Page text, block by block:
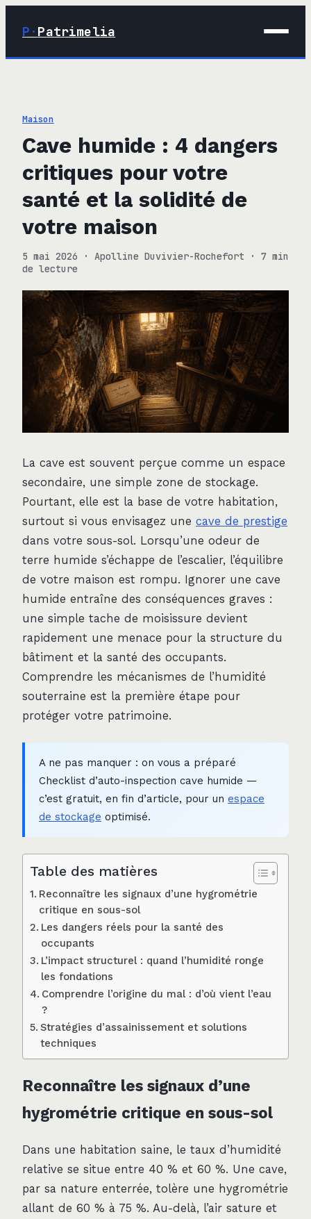
P· Patrimelia
03 · Immobilier
04 · Finance
Maison
Cave humide : 4 dangers
critiques pour votre
santé et la solidité de
votre maison
5 mai 2026 · Apolline Duvivier-Rochefort ·
7 min
de lecture
La cave est souvent perçue comme un espace
secondaire, une simple zone de stockage.
Pourtant, elle est la base de votre habitation,
surtout si vous envisagez une cave de prestige
dans votre sous-sol. Lorsqu’une odeur de
terre humide s’échappe de l’escalier, l’équilibre
de votre maison est rompu. Ignorer une cave
humide entraîne des conséquences graves :
une simple tache de moisissure devient
rapidement une menace pour la structure du
bâtiment et la santé des occupants.
Comprendre les mécanismes de l’humidité
souterraine est la première étape pour
protéger votre patrimoine.
A ne pas manquer : on vous a préparé
Checklist d’auto-inspection cave humide —
c’est gratuit, en fin d’article, pour un espace
de stockage optimisé.
Table des matières
Reconnaître les signaux d’une hygrométrie
critique en sous-sol
Les dangers réels pour la santé des
occupants
L’impact structurel : quand l’humidité ronge
les fondations
Comprendre l’origine du mal : d’où vient l’eau
?
Stratégies d’assainissement et solutions
techniques
Reconnaître les signaux d’une
hygrométrie critique en sous-sol
Dans une habitation saine, le taux d’humidité
relative se situe entre 40 % et 60 %. Une cave,
par sa nature enterrée, tolère une hygrométrie
allant de 60 % à 75 %. Au-delà, l’air sature et